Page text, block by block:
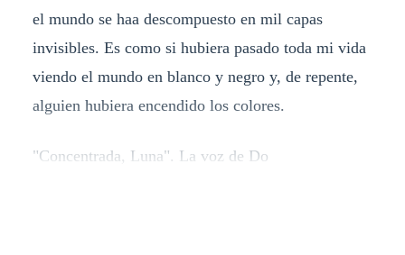
el mundo se haa descompuesto en mil capas
invisibles. Es como si hubiera pasado toda mi vida
viendo el mundo en blanco y negro y, de repente,
alguien hubiera encendido los colores.
"Concentrada, Luna". La voz de Do